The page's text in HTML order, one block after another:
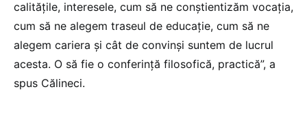
calitățile, interesele, cum să ne conștientizăm vocația,
cum să ne alegem traseul de educație, cum să ne
alegem cariera și cât de convinși suntem de lucrul
acesta. O să fie o conferință filosofică, practică”, a
spus Călineci.